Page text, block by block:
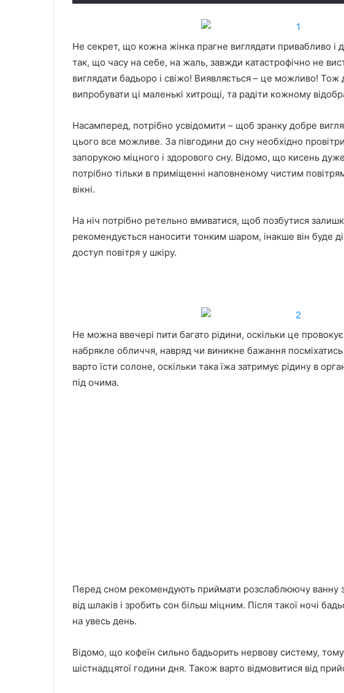
Не секрет, що кожна жінка прагне виглядати привабливо і
так, що часу на себе, на жаль, завжди катастрофічно не
виглядати бадьоро і свіжо! Виявляється – це можливо! Тож
випробувати ці маленькі хитрощі, та радіти кожному
Насамперед, потрібно усвідомити – щоб зранку добре
цього все можливе. За півгодини до сну необхідно
запорукою міцного і здорового сну. Відомо, що кисень
потрібно тільки в приміщенні наповненому чистим
вікні.
На ніч потрібно ретельно вмиватися, щоб позбутися
рекомендується наносити тонким шаром, інакше він буде
доступ повітря у шкіру.
Не можна ввечері пити багато рідини, оскільки це
набрякле обличчя, навряд чи виникне бажання
варто їсти солоне, оскільки така їжа затримує рідину в
під очима.
Перед сном рекомендують приймати розслаблюючу ванну
від шлаків і зробить сон більш міцним. Після такої ночі
на увесь день.
Відомо, що кофеїн сильно бадьорить нервову систему,
шістнадцятої години дня. Також варто відмовитися від